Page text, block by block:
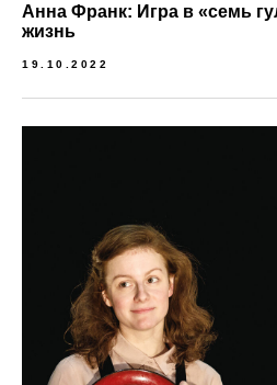
Анна Франк: Игра в «семь
жизнь
19.10.2022